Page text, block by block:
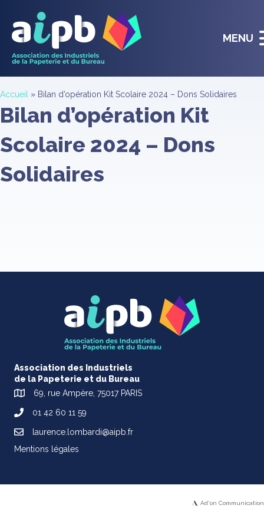
MENU
Accueil » Bilan d’opération Kit Scolaire 2024 – Dons Solidaires
Bilan d’opération Kit
Scolaire 2024 – Dons
Solidaires
Association des Industriels
de la Papeterie et du Bureau
69, rue Ampère, 75017 PARIS
01 42 60 11 59
laurence.lombardi@aipb.fr
Mentions légales
Ad'on Communication